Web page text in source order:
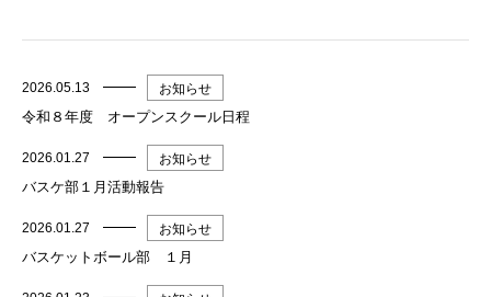
2026.05.13 お知らせ
令和８年度 オープンスクール日程
2026.01.27 お知らせ
バスケ部１月活動報告
2026.01.27 お知らせ
バスケットボール部 １月